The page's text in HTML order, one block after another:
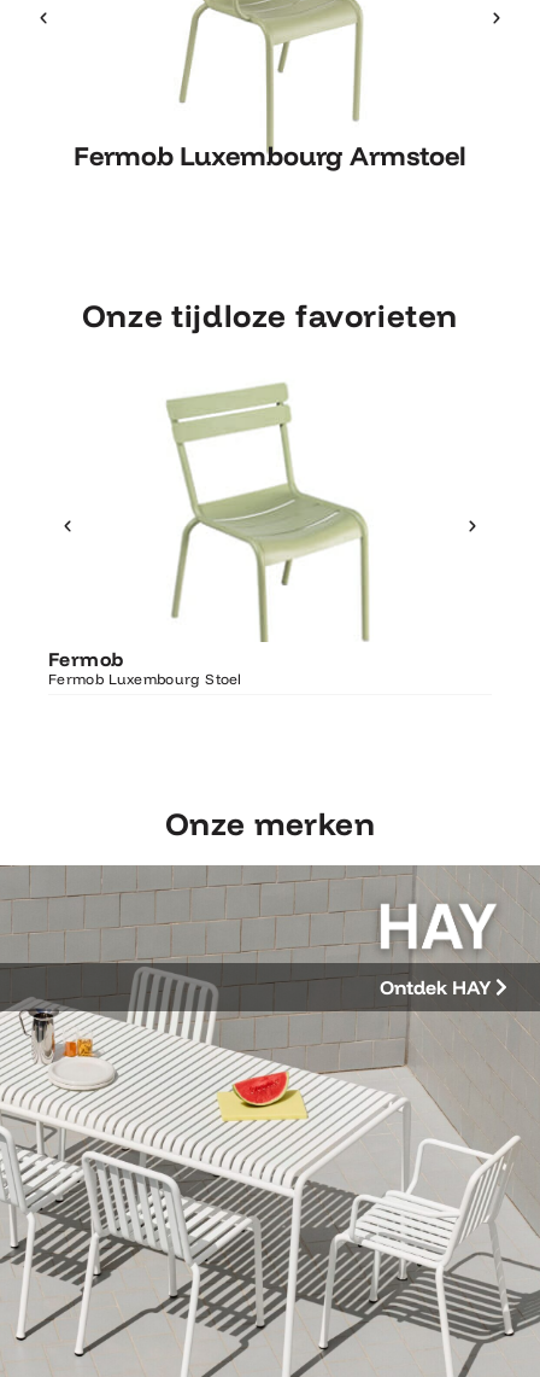
Fermob Luxembourg Armstoel
Fermob Luxembourg Armstoel
Onze tijdloze favorieten
Fermob
Fermob Luxembourg Stoel
Ontdek Fermob
Luxembourg Stoel
Onze merken
Ontdek HAY